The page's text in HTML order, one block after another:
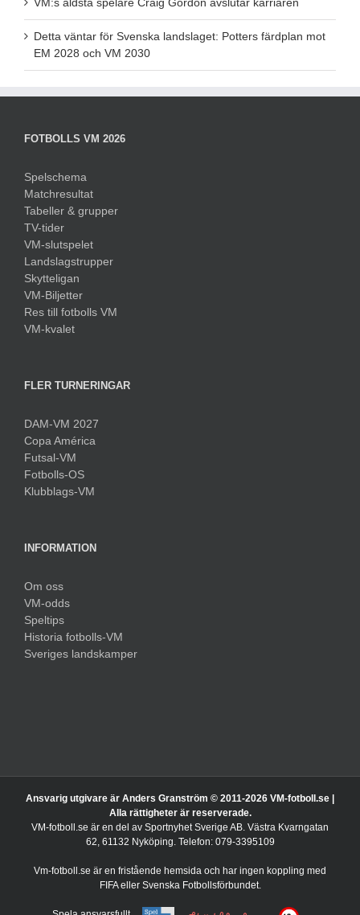
Detta väntar för Svenska landslaget: Potters färdplan mot
EM 2028 och VM 2030
FOTBOLLS VM 2026
Spelschema
Matchresultat
Tabeller & grupper
TV-tider
VM-slutspelet
Landslagstrupper
Skytteligan
VM-Biljetter
Res till fotbolls VM
VM-kvalet
FLER TURNERINGAR
DAM-VM 2027
Copa América
Futsal-VM
Fotbolls-OS
Klubblags-VM
INFORMATION
Om oss
VM-odds
Speltips
Historia fotbolls-VM
Sveriges landskamper
Ansvarig utgivare är Anders Granström © 2011-2026 VM-fotboll.se |
Alla rättigheter är reserverade.
VM-fotboll.se är en del av Sportnyhet Sverige AB. Västra Kvarngatan
62, 61132 Nyköping. Telefon: 079-3395109
Vm-fotboll.se är en fristående hemsida och har ingen koppling med
FIFA eller Svenska Fotbollsförbundet.